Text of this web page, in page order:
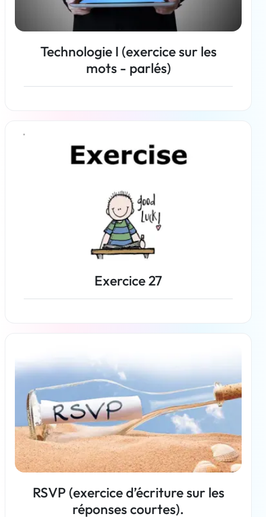
Technologie I (exercice sur les
mots - parlés)
Exercice 27
RSVP (exercice d’écriture sur les
réponses courtes).